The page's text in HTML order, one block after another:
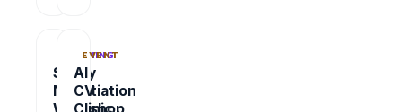
TRAINING
Salary
Negotiation
EVENT
AI
CV